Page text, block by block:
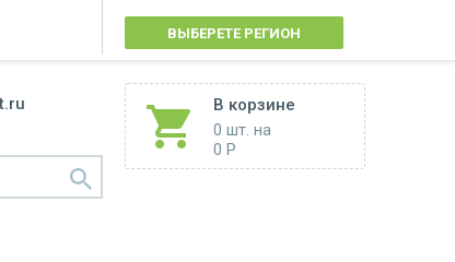
ВЫБЕРЕТЕ РЕГИОН
В корзине
0 шт. на
0 Р